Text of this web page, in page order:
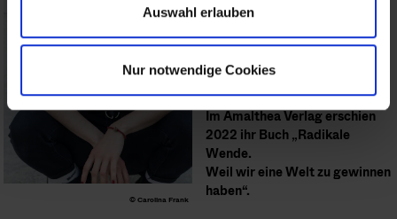
Auswahl erlauben
Nur notwendige Cookies
© Carolina Frank
Ökoproteste seit Hainburg
organisierte. Schilling wurde
Aktivistin von Fridays for
Común Gemeinwohlstiftung
mit Sitz im Waldviertel mit.
Im Amalthea Verlag erschien
2022 ihr Buch „Radikale
Wende.
Weil wir eine Welt zu gewinnen
haben“.